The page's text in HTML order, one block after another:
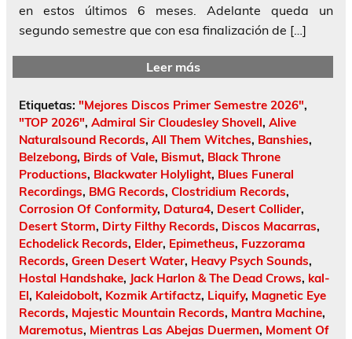
en estos últimos 6 meses. Adelante queda un
segundo semestre que con esa finalización de […]
Leer más
Etiquetas: "Mejores Discos Primer Semestre 2026",
"TOP 2026", Admiral Sir Cloudesley Shovell, Alive
Naturalsound Records, All Them Witches, Banshies,
Belzebong, Birds of Vale, Bismut, Black Throne
Productions, Blackwater Holylight, Blues Funeral
Recordings, BMG Records, Clostridium Records,
Corrosion Of Conformity, Datura4, Desert Collider,
Desert Storm, Dirty Filthy Records, Discos Macarras,
Echodelick Records, Elder, Epimetheus, Fuzzorama
Records, Green Desert Water, Heavy Psych Sounds,
Hostal Handshake, Jack Harlon & The Dead Crows, kal-
El, Kaleidobolt, Kozmik Artifactz, Liquify, Magnetic Eye
Records, Majestic Mountain Records, Mantra Machine,
Maremotus, Mientras Las Abejas Duermen, Moment Of